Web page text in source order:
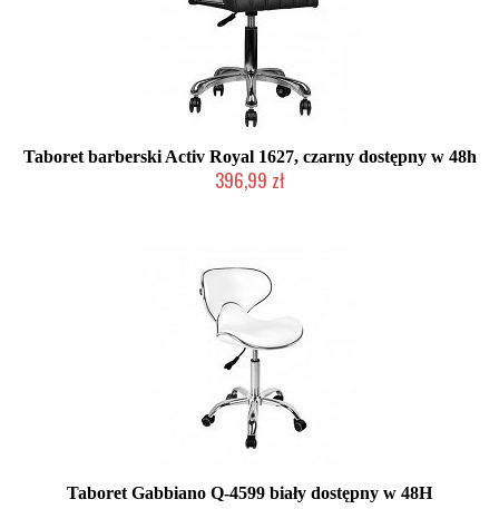
Taboret barberski Activ Royal 1627, czarny dostępny w 48h
396,99 zł
Taboret Gabbiano Q-4599 biały dostępny w 48H